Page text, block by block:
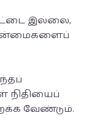
இல்லை,
நன்மைகளைப்
நிதியைப்
வேண்டும்.